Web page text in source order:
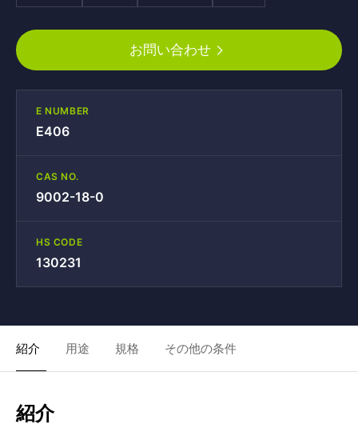
お問い合わせ
E NUMBER
E406
CAS NO.
9002-18-0
HS CODE
130231
紹介 用途 規格 その他の条件
紹介